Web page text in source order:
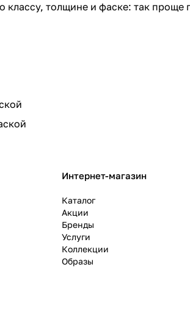
классу, толщине и фаске: так
Интернет-магазин
Каталог
Акции
Бренды
Услуги
Коллекции
Образы